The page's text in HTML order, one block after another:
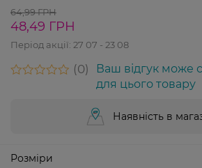
64,99 ГРН
48,49 ГРН
Період акції: 27 07 - 23 08
0
Ваш відгук може
для цього товару
Наявність в
Розміри